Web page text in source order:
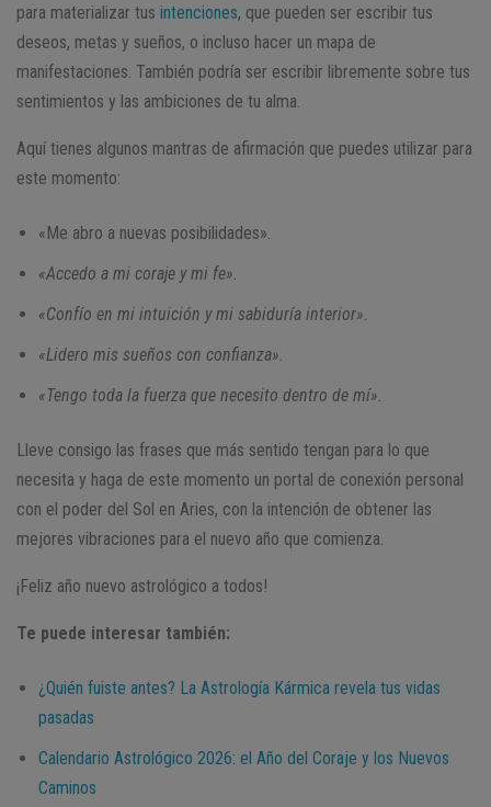
para materializar tus intenciones, que pueden ser escribir tus
deseos, metas y sueños, o incluso hacer un mapa de
manifestaciones. También podría ser escribir libremente sobre tus
sentimientos y las ambiciones de tu alma.
Aquí tienes algunos mantras de afirmación que puedes utilizar para
este momento:
«Me abro a nuevas posibilidades».
«Accedo a mi coraje y mi fe».
«Confío en mi intuición y mi sabiduría interior».
«Lidero mis sueños con confianza».
«Tengo toda la fuerza que necesito dentro de mí».
Lleve consigo las frases que más sentido tengan para lo que
necesita y haga de este momento un portal de conexión personal
con el poder del Sol en Aries, con la intención de obtener las
mejores vibraciones para el nuevo año que comienza.
¡Feliz año nuevo astrológico a todos!
Te puede interesar también:
¿Quién fuiste antes? La Astrología Kármica revela tus vidas
pasadas
Calendario Astrológico 2026: el Año del Coraje y los Nuevos
Caminos